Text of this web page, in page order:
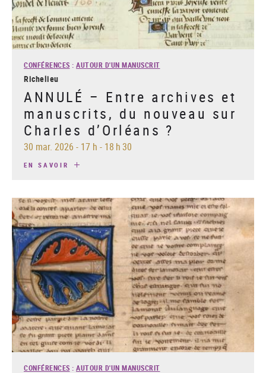
CONFÉRENCES : AUTOUR D'UN MANUSCRIT
Richelieu
ANNULÉ – Entre archives et
manuscrits, du nouveau sur
Charles d’Orléans ?
30 mar. 2026 - 17 h - 18 h 30
EN SAVOIR
CONFÉRENCES : AUTOUR D'UN MANUSCRIT